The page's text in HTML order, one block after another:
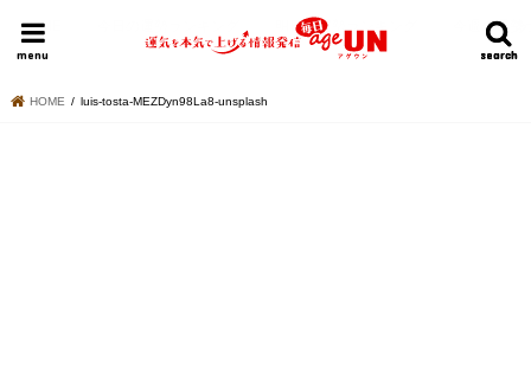
search
search
menu
HOME 明日の運勢ランキング 今週の運勢
HOME luis-tosta-MEZDyn98La8-unsplash